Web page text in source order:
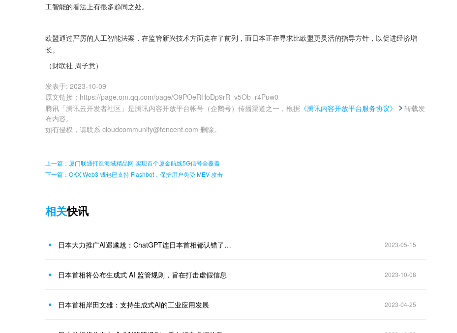
工智能的看法上有很多趋同之处。
欧盟通过严厉的人工智能法案，在监管新兴技术方面走在了前列，而日本正在寻求比欧盟更灵活的指导方针，以促进经济增
长。
（财联社 周子意）
发表于: 2023-10-09
原文链接 ： https://page.om.qq.com/page/O9POeRHoDp9rR_v5Ob_r4Puw0
腾讯「腾讯云开发者社区」是腾讯内容开放平台帐号（企鹅号）传播渠道之一，根据 《腾讯内容开放平台服务协议》
转载发
布内容。
如有侵权，请联系 cloudcommunity@tencent.com 删除。
上一篇：厦门联通打造海域精品网 实现首个厦金航线5G信号全覆盖
下一篇：OKX Web3 钱包已支持 Flashbot，保护用户免受 MEV 攻击
相关快讯
日本大力推广AI遇尴尬：ChatGPT连日本首相都认错了… 2023-05-15
日本首相将公布生成式 AI 监管规则，旨在打击虚假信息 2023-10-08
日本首相岸田文雄：支持生成式AI的工业应用发展 2023-04-25